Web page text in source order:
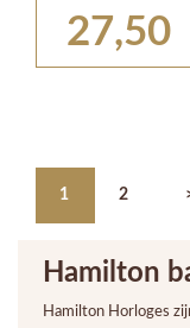
27,50
1 2
Hamilton
Hamilton Horloges